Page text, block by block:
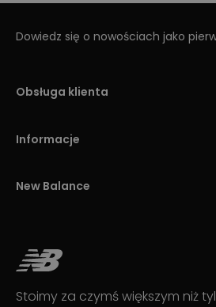
Dowiedz się o nowościach jako
Obsługa klienta
Informacje
New Balance
Stoimy za czymś większym niż